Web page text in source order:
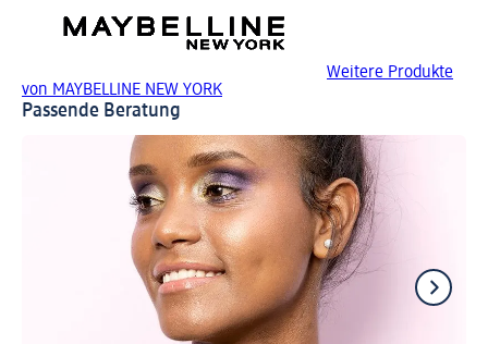
Weitere Produkte
von MAYBELLINE NEW YORK
Passende Beratung